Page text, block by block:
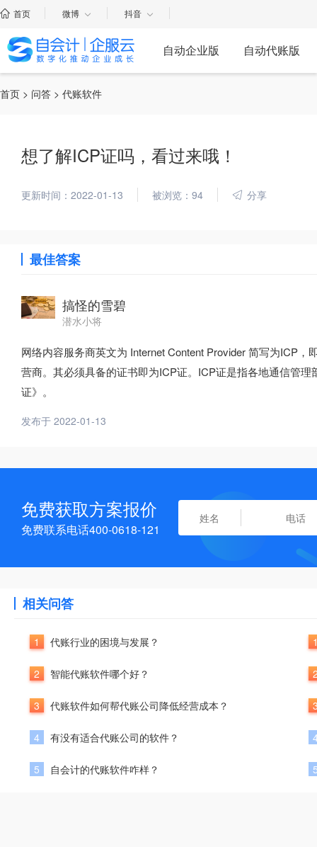
首页 微博 抖音
自动企业版 自动代账版
首页 > 问答 > 代账软件
想了解ICP证吗，看过来哦！
更新时间：2022-01-13 被浏览：94 分享
最佳答案
搞怪的雪碧
潜水小将
网络内容服务商英文为 Internet Content Provider 简写为ICP
营商。其必须具备的证书即为ICP证。ICP证是指各地通信管
证》。
发布于 2022-01-13
免费获取方案报价
免费联系电话400-0618-121
相关问答
1 代账行业的困境与发展？
2 智能代账软件哪个好？
3 代账软件如何帮代账公司降低经营成本？
4 有没有适合代账公司的软件？
5 自会计的代账软件咋样？